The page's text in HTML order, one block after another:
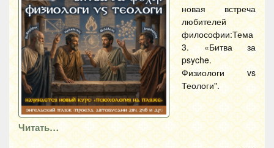
новая встреча
любителей
философии:Тема
3. «Битва за
psyche.
Физиологи vs
Теологи".
Читать…